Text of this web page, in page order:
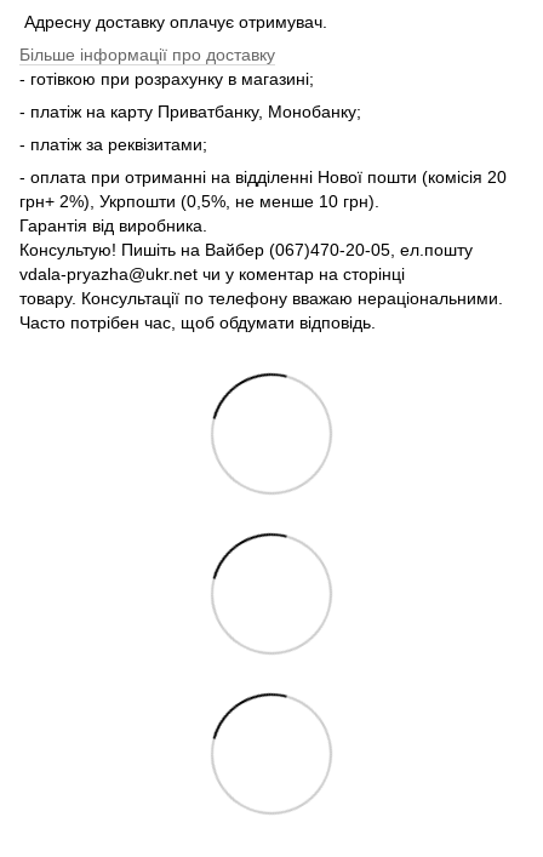
Адресну доставку оплачує отримувач.
Більше інформації про доставку
- готівкою при розрахунку в магазині;
- платіж на карту Приватбанку, Монобанку;
- платіж за реквізитами;
- оплата при отриманні на відділенні Нової пошти (комісія 20
грн+ 2%), Укрпошти (0,5%, не менше 10 грн).
Гарантія від виробника.
Консультую! Пишіть на Вайбер (067)470-20-05, ел.пошту
vdala-pryazha@ukr.net чи у коментар на сторінці
товару. Консультації по телефону вважаю нераціональними.
Часто потрібен час, щоб обдумати відповідь.